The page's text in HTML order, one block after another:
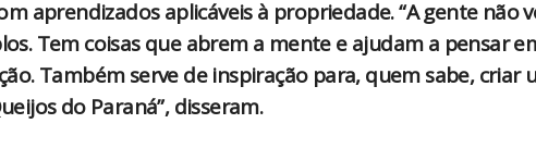
aprendizados aplicáveis à propriedade. “A gente não
Tem coisas que abrem a mente e ajudam a pensar
Também serve de inspiração para, quem sabe, criar
do Paraná”, disseram.